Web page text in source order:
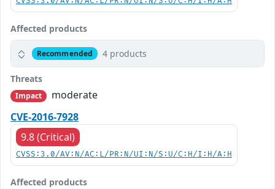
Affected products
Recommended 4 products
Threats
Impact
moderate
CVE-2016-7928
9.8 (Critical)
CVSS:3.0/AV:N/AC:L/PR:N/UI:N/S:U/C:H/I:H/A:H
Affected products